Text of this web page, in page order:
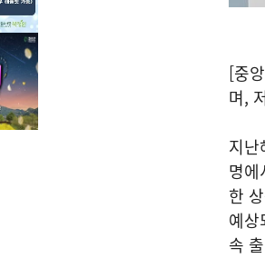
[중
며,
지
명
한
예
속